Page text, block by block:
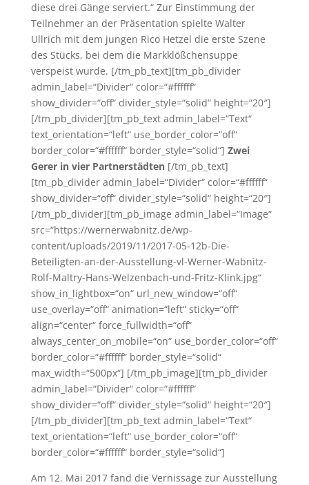
diese drei Gänge serviert.“ Zur Einstimmung der
Teilnehmer an der Präsentation spielte Walter
Ullrich mit dem jungen Rico Hetzel die erste Szene
des Stücks, bei dem die Markklößchensuppe
verspeist wurde. [/tm_pb_text][tm_pb_divider
admin_label=“Divider“ color=“#ffffff“
show_divider=“off“ divider_style=“solid“ height=“20″]
[/tm_pb_divider][tm_pb_text admin_label=“Text“
text_orientation=“left“ use_border_color=“off“
border_color=“#ffffff“ border_style=“solid“] Zwei
Gerer in vier Partnerstädten[/tm_pb_text]
[tm_pb_divider admin_label=“Divider“ color=“#ffffff“
show_divider=“off“ divider_style=“solid“ height=“20″]
[/tm_pb_divider][tm_pb_image admin_label=“Image“
src=“https://wernerwabnitz.de/wp-
content/uploads/2019/11/2017-05-12b-Die-
Beteiligten-an-der-Ausstellung-vl-Werner-Wabnitz-
Rolf-Maltry-Hans-Welzenbach-und-Fritz-Klink.jpg“
show_in_lightbox=“on“ url_new_window=“off“
use_overlay=“off“ animation=“left“ sticky=“off“
align=“center“ force_fullwidth=“off“
always_center_on_mobile=“on“ use_border_color=“off“
border_color=“#ffffff“ border_style=“solid“
max_width=“500px“] [/tm_pb_image][tm_pb_divider
admin_label=“Divider“ color=“#ffffff“
show_divider=“off“ divider_style=“solid“ height=“20″]
[/tm_pb_divider][tm_pb_text admin_label=“Text“
text_orientation=“left“ use_border_color=“off“
border_color=“#ffffff“ border_style=“solid“]
Am 12. Mai 2017 fand die Vernissage zur Ausstellung